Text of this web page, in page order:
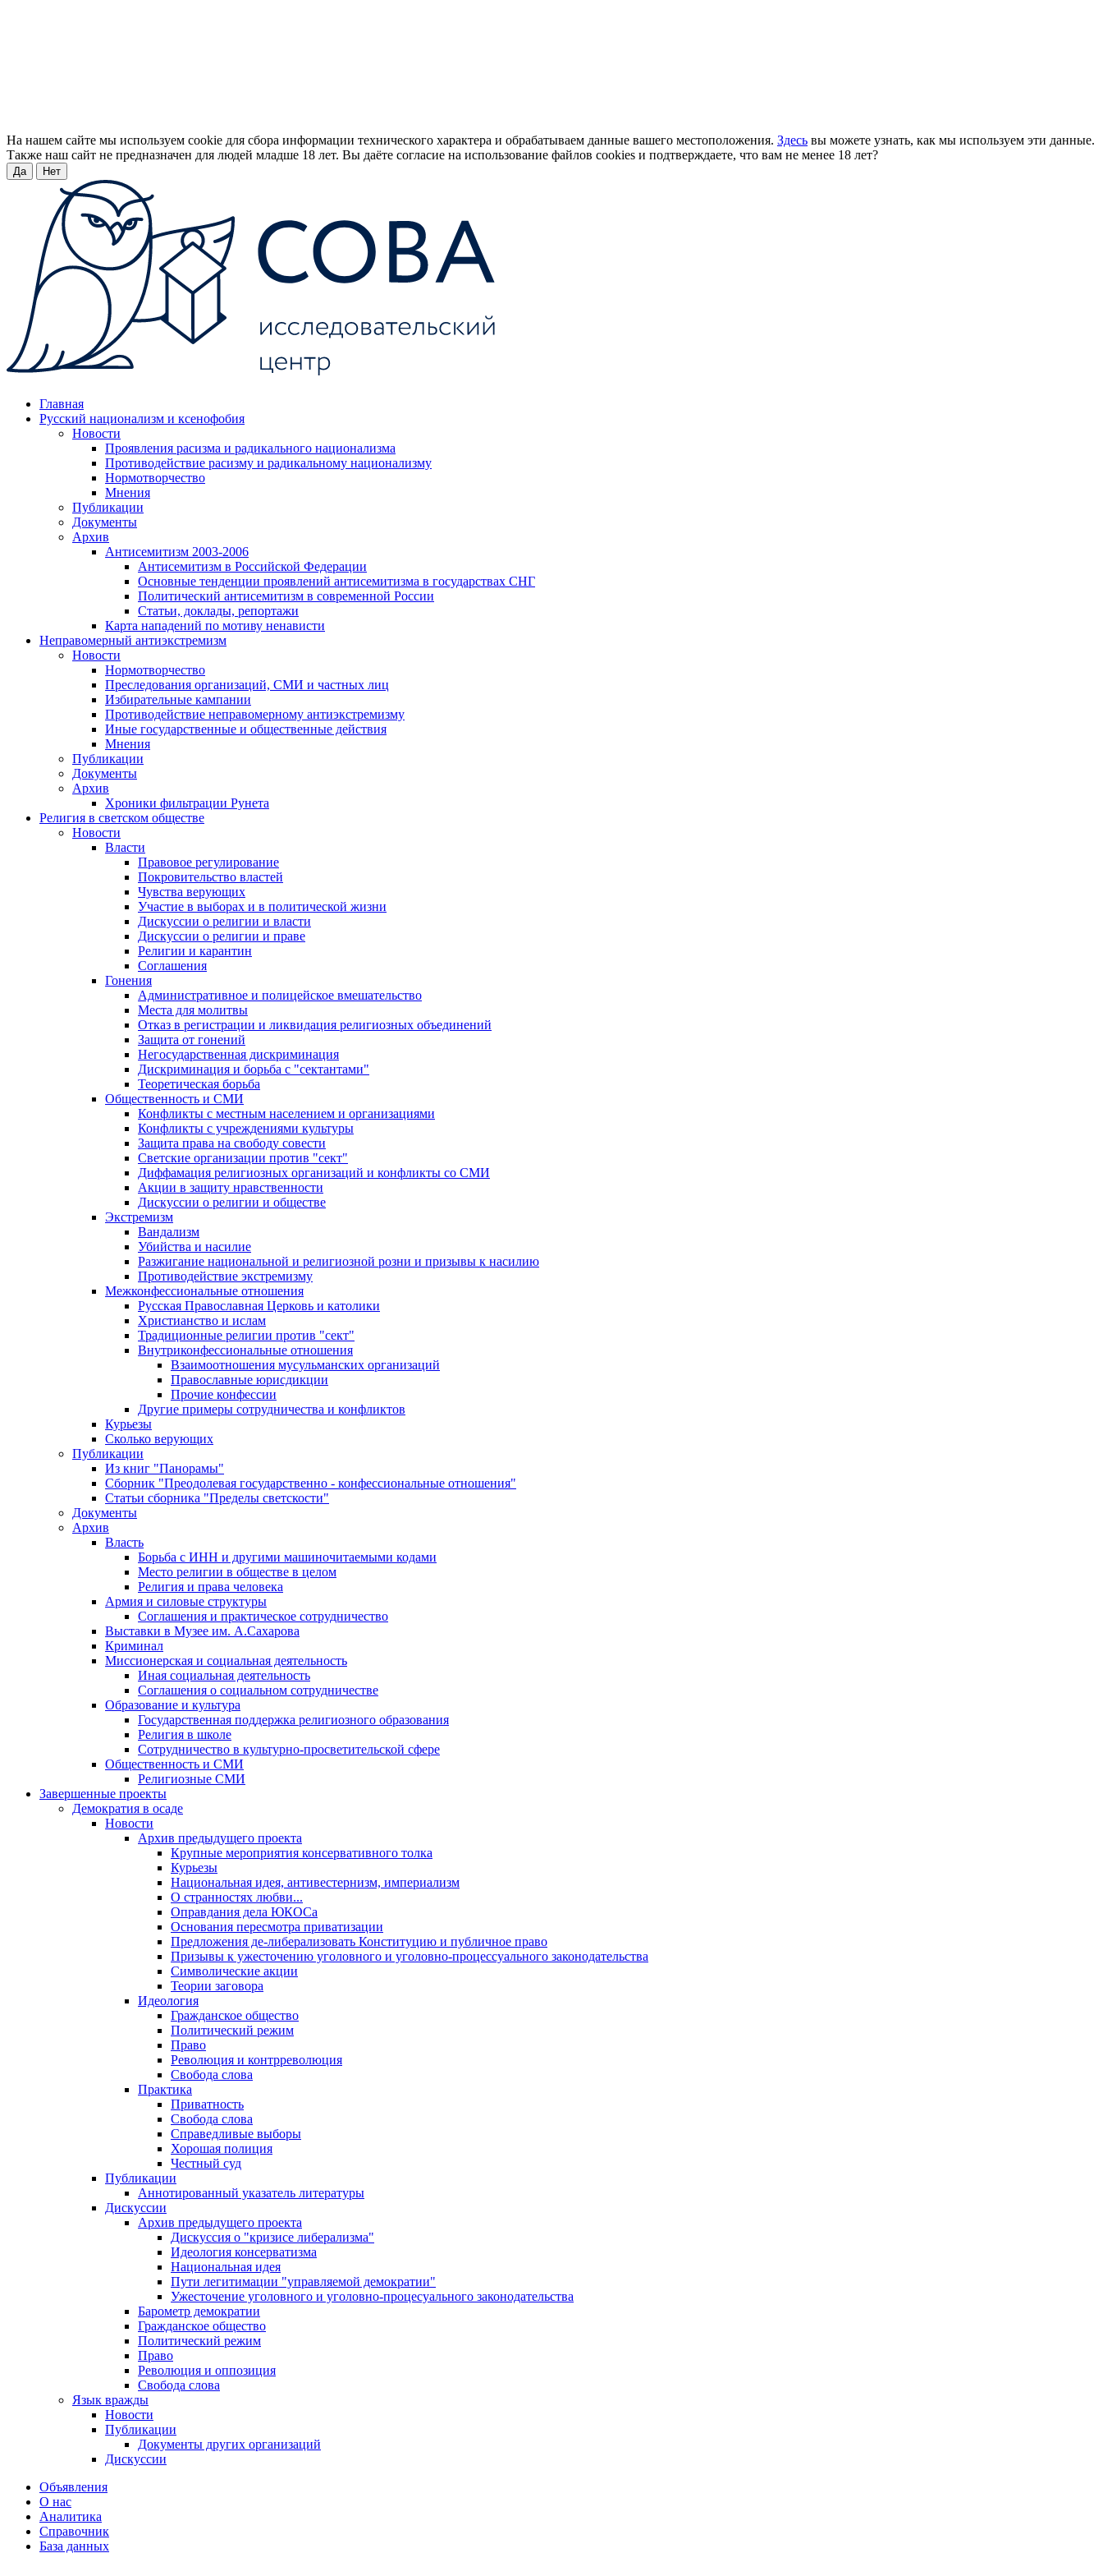
На нашем сайте мы используем cookie для сбора информации технического характера и обрабатываем данные вашего местоположения. Здесь вы можете узнать, как мы используем эти данные.
Также наш сайт не предназначен для людей младше 18 лет. Вы даёте согласие на использование файлов cookies и подтверждаете, что вам не менее 18 лет?
Да Нет
Главная
Русский национализм и ксенофобия
Новости
Проявления расизма и радикального национализма
Противодействие расизму и радикальному национализму
Нормотворчество
Мнения
Публикации
Документы
Архив
Антисемитизм 2003-2006
Антисемитизм в Российской Федерации
Основные тенденции проявлений антисемитизма в государствах СНГ
Политический антисемитизм в современной России
Статьи, доклады, репортажи
Карта нападений по мотиву ненависти
Неправомерный антиэкстремизм
Новости
Нормотворчество
Преследования организаций, СМИ и частных лиц
Избирательные кампании
Противодействие неправомерному антиэкстремизму
Иные государственные и общественные действия
Мнения
Публикации
Документы
Архив
Хроники фильтрации Рунета
Религия в светском обществе
Новости
Власти
Правовое регулирование
Покровительство властей
Чувства верующих
Участие в выборах и в политической жизни
Дискуссии о религии и власти
Дискуссии о религии и праве
Религии и карантин
Соглашения
Гонения
Административное и полицейское вмешательство
Места для молитвы
Отказ в регистрации и ликвидация религиозных объединений
Защита от гонений
Негосударственная дискриминация
Дискриминация и борьба с "сектантами"
Теоретическая борьба
Общественность и СМИ
Конфликты с местным населением и организациями
Конфликты с учреждениями культуры
Защита права на свободу совести
Светские организации против "сект"
Диффамация религиозных организаций и конфликты со СМИ
Акции в защиту нравственности
Дискуссии о религии и обществе
Экстремизм
Вандализм
Убийства и насилие
Разжигание национальной и религиозной розни и призывы к насилию
Противодействие экстремизму
Межконфессиональные отношения
Русская Православная Церковь и католики
Христианство и ислам
Традиционные религии против "сект"
Внутриконфессиональные отношения
Взаимоотношения мусульманских организаций
Православные юрисдикции
Прочие конфессии
Другие примеры сотрудничества и конфликтов
Курьезы
Сколько верующих
Публикации
Из книг "Панорамы"
Сборник "Преодолевая государственно - конфессиональные отношения"
Статьи сборника "Пределы светскости"
Документы
Архив
Власть
Борьба с ИНН и другими машиночитаемыми кодами
Место религии в обществе в целом
Религия и права человека
Армия и силовые структуры
Соглашения и практическое сотрудничество
Выставки в Музее им. А.Сахарова
Криминал
Миссионерская и социальная деятельность
Иная социальная деятельность
Соглашения о социальном сотрудничестве
Образование и культура
Государственная поддержка религиозного образования
Религия в школе
Сотрудничество в культурно-просветительской сфере
Общественность и СМИ
Религиозные СМИ
Завершенные проекты
Демократия в осаде
Новости
Архив предыдущего проекта
Крупные мероприятия консервативного толка
Курьезы
Национальная идея, антивестернизм, империализм
О странностях любви...
Оправдания дела ЮКОСа
Основания пересмотра приватизации
Предложения де-либерализовать Конституцию и публичное право
Призывы к ужесточению уголовного и уголовно-процессуального законодательства
Символические акции
Теории заговора
Идеология
Гражданское общество
Политический режим
Право
Революция и контрреволюция
Свобода слова
Практика
Приватность
Свобода слова
Справедливые выборы
Хорошая полиция
Честный суд
Публикации
Аннотированный указатель литературы
Дискуссии
Архив предыдущего проекта
Дискуссия о "кризисе либерализма"
Идеология консерватизма
Национальная идея
Пути легитимации "управляемой демократии"
Ужесточение уголовного и уголовно-процесуального законодательства
Барометр демократии
Гражданское общество
Политический режим
Право
Революция и оппозиция
Свобода слова
Язык вражды
Новости
Публикации
Документы других организаций
Дискуссии
Объявления
О нас
Аналитика
Справочник
База данных